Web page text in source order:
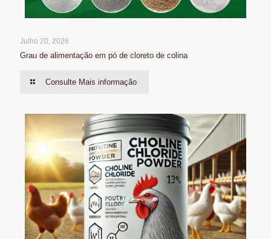
Julho 20, 2026
Grau de alimentação em pó de cloreto de colina
Consulte Mais informação